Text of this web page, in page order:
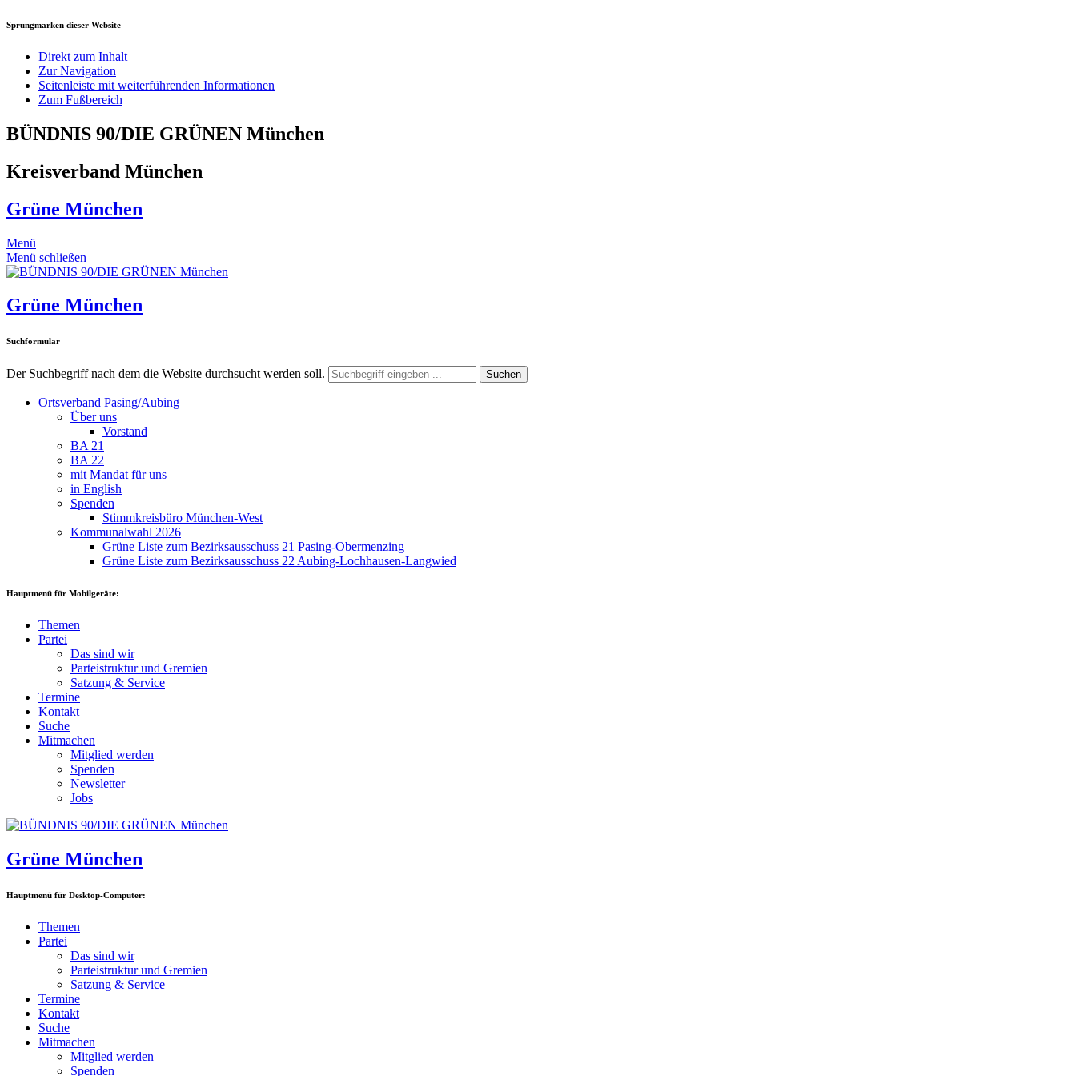
Sprungmarken dieser Website
Direkt zum Inhalt
Zur Navigation
Seitenleiste mit weiterführenden Informationen
Zum Fußbereich
BÜNDNIS 90/DIE GRÜNEN München
Kreisverband München
Grüne München
Menü
Menü schließen
Grüne München
Suchformular
Der Suchbegriff nach dem die Website durchsucht werden soll. Suchen
Ortsverband Pasing/Aubing
Über uns
Vorstand
BA 21
BA 22
mit Mandat für uns
in English
Spenden
Stimmkreisbüro München-West
Kommunalwahl 2026
Grüne Liste zum Bezirksausschuss 21 Pasing-Obermenzing
Grüne Liste zum Bezirksausschuss 22 Aubing-Lochhausen-Langwied
Hauptmenü für Mobilgeräte:
Themen
Partei
Das sind wir
Parteistruktur und Gremien
Satzung & Service
Termine
Kontakt
Suche
Mitmachen
Mitglied werden
Spenden
Newsletter
Jobs
Grüne München
Hauptmenü für Desktop-Computer:
Themen
Partei
Das sind wir
Parteistruktur und Gremien
Satzung & Service
Termine
Kontakt
Suche
Mitmachen
Mitglied werden
Spenden